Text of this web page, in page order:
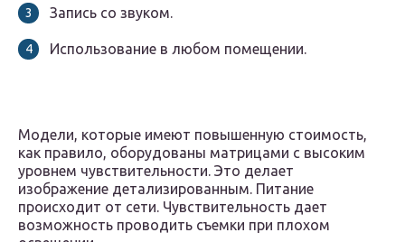
Запись со звуком.
Использование в любом помещении.
Модели, которые имеют повышенную стоимость,
как правило, оборудованы матрицами с высоким
уровнем чувствительности. Это делает
изображение детализированным. Питание
происходит от сети. Чувствительность дает
возможность проводить съемки при плохом